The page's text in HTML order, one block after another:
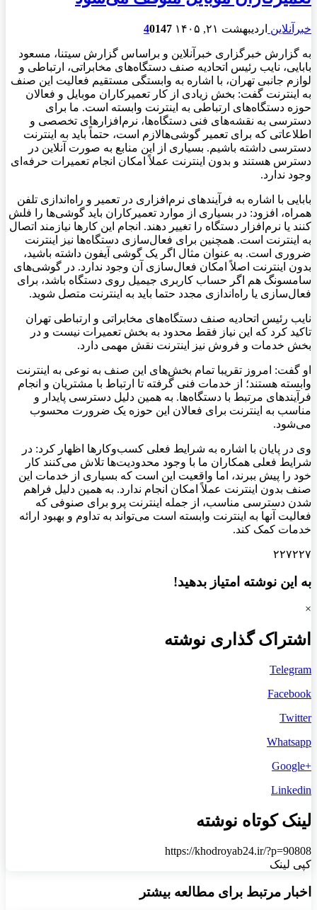
خبرآنلاین اردیبهشت ۲۱, ۱۴۰۵ 40147
به گزارش خبرگزاری خبرآنلاین و براساس گزارش سیتنا، مسعود
بابایی، نایب رئیس اتحادیه صنف دستگاه‌های مخابراتی، ارتباطی و
لوازم جانبی تهران، با اشاره به وابستگی مستقیم فعالیت این صنف
به اینترنت گفت: بخش زیادی از کار تعمیرکاران موبایل و فعالان
حوزه دستگاه‌های ارتباطی به اینترنت وابسته است. ما برای
دسترسی به نقشه‌های فنی دستگاه‌ها، نرم‌افزارهای تخصصی و
اطلاعاتی که برای تعمیر گوشی‌هالازم است، حتماً باید به اینترنت
دسترسی داشته باشیم. بسیاری از این منابع به صورت آنلاین در
دسترس هستند و بدون اینترنت عملاً امکان انجام تعمیرات حرفه‌ای
وجود ندارد.
بابایی با اشاره به فرآیندهای نرم‌افزاری در تعمیر و راه‌اندازی تلفن
همراه، افزود: در بسیاری از موارد تعمیرکاران باید گوشی‌ها را فلش
کنند یا نرم‌افزار دستگاه را تغییر دهند. انجام این کارها نیازمند اتصال
به اینترنت است. همچنین برای فعال‌سازی دستگاه‌ها نیز اینترنت
ضروری است. به عنوان مثال اگر یک گوشی آیفون داشته باشید،
بدون اینترنت اصلاً امکان فعال‌سازی آن وجود ندارد. در گوشی‌های
سامسونگ هم اگر حساب کاربری جیمیل روی دستگاه باشد، برای
فعال‌سازی یا راه‌اندازی مجدد حتما باید به اینترنت متصل شوید.
نایب رئیس اتحادیه صنف دستگاه‌های مخابراتی و ارتباطی تهران
تاکید کرد که این نیاز فقط محدود به بخش تعمیرات نیست و در
بخش خدمات و فروش نیز اینترنت نقش مهمی دارد.
او گفت: امروز تقریبا تمام بخش‌های این صنف به نوعی به اینترنت
وابسته هستند؛ از خدمات فنی گرفته تا ارتباط با مشتریان و انجام
فرآیندهای مرتبط با دستگاه‌ها. به همین دلیل دسترسی پایدار و
مناسب به اینترنت برای فعالان این حوزه یک ضرورت محسوب
می‌شود.
وی در پایان با اشاره به شرایط فعلی کسب‌وکارها اظهار کرد: در
شرایط فعلی همکاران ما با وجود محدودیت‌ها تلاش می‌کنند کار
خود را پیش ببرند، اما واقعیت این است که بسیاری از خدمات این
صنف بدون اینترنت عملاً امکان انجام ندارد. به همین دلیل فراهم
شدن دسترسی مناسب، از جمله اینترنت پرو برای صنوفی که
فعالیت آنها به اینترنت وابسته است می‌تواند به تداوم و بهبود ارائه
خدمات کمک کند.
۲۲۷۲۲۷
به این نوشته امتیاز بدهید!
×
اشتراک گذاری نوشته
Telegram
Facebook
Twitter
Whatsapp
+Google
Linkedin
لینک کوتاه نوشته
https://khodroyab24.ir/?p=90808
کپی لینک
اخبار مرتبط برای مطالعه بیشتر